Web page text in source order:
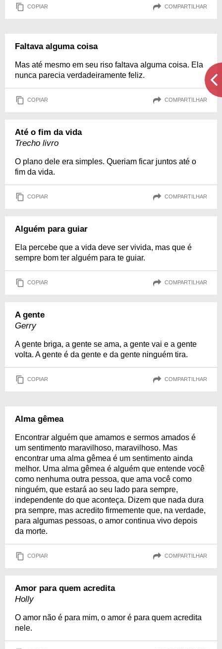
COPIAR COMPARTILHAR
Faltava alguma coisa
Mas até mesmo em seu riso faltava alguma coisa. Ela
nunca parecia verdadeiramente feliz.
COPIAR COMPARTILHAR
Até o fim da vida
Trecho livro
O plano dele era simples. Queriam ficar juntos até o
fim da vida.
COPIAR COMPARTILHAR
Alguém para guiar
Ela percebe que a vida deve ser vivida, mas que é
sempre bom ter alguém para te guiar.
COPIAR COMPARTILHAR
A gente
Gerry
A gente briga, a gente se ama, a gente vai e a gente
volta. A gente é da gente e da gente ninguém tira.
COPIAR COMPARTILHAR
Alma gêmea
Encontrar alguém que amamos e sermos amados é
um sentimento maravilhoso, maravilhoso. Mas
encontrar uma alma gêmea é um sentimento ainda
melhor. Uma alma gêmea é alguém que entende você
como nenhuma outra pessoa, que ama você como
ninguém, que estará ao seu lado para sempre,
independente do que aconteça. Dizem que nada dura
pra sempre, mas acredito firmemente que, na verdade,
para algumas pessoas, o amor continua vivo depois
da morte.
COPIAR COMPARTILHAR
Amor para quem acredita
Holly
O amor não é para mim, o amor é para quem acredita
nele.